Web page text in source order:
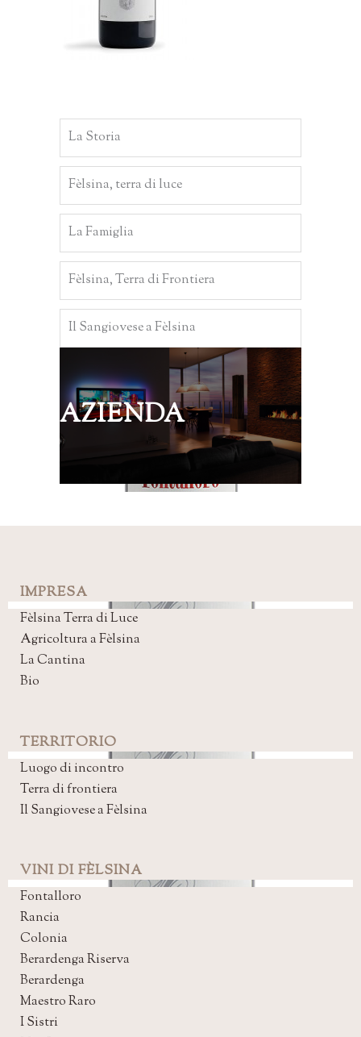
La Storia
Fèlsina, terra di luce
La Famiglia
Fèlsina, Terra di Frontiera
Il Sangiovese a Fèlsina
AZIENDA
IMPRESA
Fèlsina Terra di Luce
Agricoltura a Fèlsina
La Cantina
Bio
TERRITORIO
Luogo di incontro
Terra di frontiera
Il Sangiovese a Fèlsina
VINI DI FÈLSINA
Fontalloro
Rancia
Colonia
Berardenga Riserva
Berardenga
Maestro Raro
I Sistri